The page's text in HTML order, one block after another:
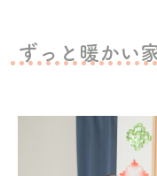
ずっと暖かい